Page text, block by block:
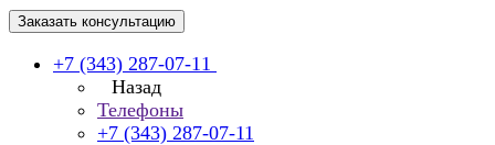
Заказать консультацию
+7 (343) 287-07-11
Назад
Телефоны
+7 (343) 287-07-11